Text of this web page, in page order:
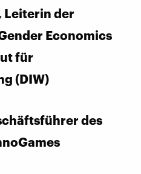
Leiterin der
Economics
für
(DIW)
des